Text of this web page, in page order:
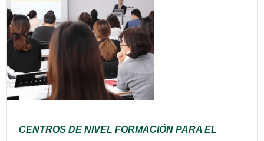
CENTROS DE NIVEL FORMACIÓN PARA EL